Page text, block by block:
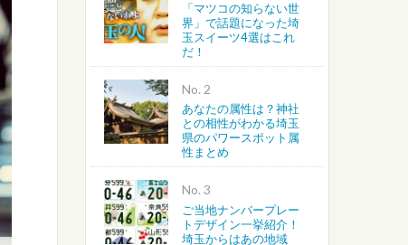
越谷・春日部・吉川・北葛飾
上尾・桶川・北本・鴻巣・
蓮田・白岡・久喜・幸手・南
「マツコの知らない世
界」で話題になった埼
玉スイーツ4選はこれ
だ！
No.
あなたの属性は？神社
との相性がわかる埼玉
県のパワースポット属
性まとめ
No.
ご当地ナンバープレー
トデザイン一挙紹介！
埼玉からはあの地域